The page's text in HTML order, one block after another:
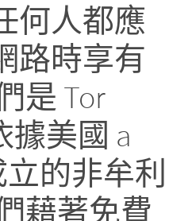
何人都應
路時享有
是 Tor
據美國 a
立的非牟利
藉著免費